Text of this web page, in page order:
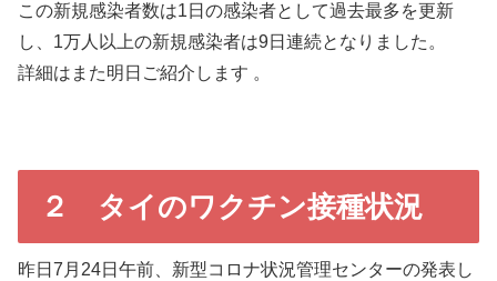
この新規感染者数は1日の感染者として過去最多を更新
し、1万人以上の新規感染者は9日連続となりました。
詳細はまた明日ご紹介します 。
２ タイのワクチン接種状況
昨日7月24日午前、新型コロナ状況管理センターの発表し